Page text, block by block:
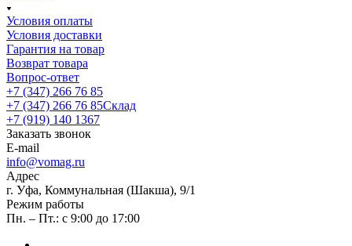
Условия оплаты
Условия доставки
Гарантия на товар
Возврат товара
Вопрос-ответ
+7 (347) 266 76 85
+7 (347) 266 76 85Склад
+7 (919) 140 1367
Заказать звонок
E-mail
info@vomag.ru
Адрес
г. Уфа, Коммунальная (Шакша), 9/1
Режим работы
Пн. – Пт.: с 9:00 до 17:00